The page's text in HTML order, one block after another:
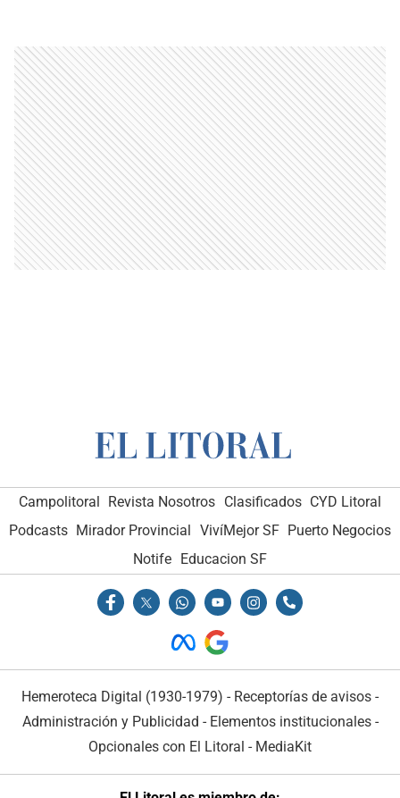
Campolitoral Revista Nosotros Clasificados CYD Litoral
Podcasts Mirador Provincial VivíMejor SF Puerto Negocios
Notife Educacion SF
Hemeroteca Digital (1930-1979) - Receptorías de avisos -
Administración y Publicidad - Elementos institucionales-
Opcionales con El Litoral - MediaKit